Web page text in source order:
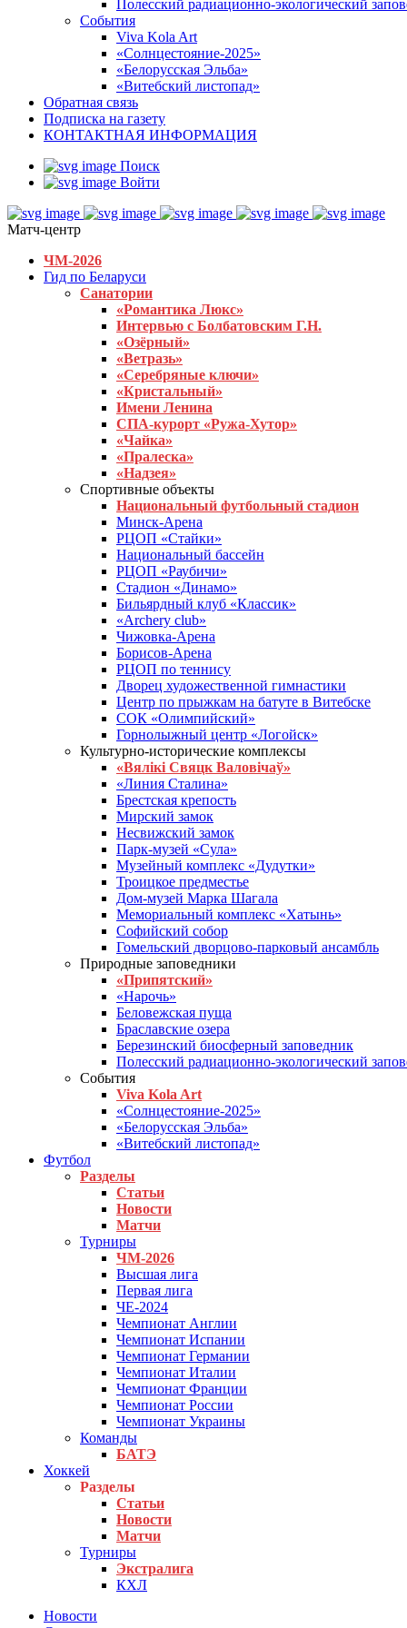
Полесский радиационно-экологический
События
Viva Kola Art
«Солнцестояние-2025»
«Белорусская Эльба»
«Витебский листопад»
Обратная связь
Подписка на газету
КОНТАКТНАЯ ИНФОРМАЦИЯ
Поиск
Войти
Матч-центр
ЧМ-2026
Гид по Беларуси
Санатории
«Романтика Люкс»
Интервью с Болбатовским Г.Н.
«Озёрный»
«Ветразь»
«Серебряные ключи»
«Кристальный»
Имени Ленина
СПА-курорт «Ружа-Хутор»
«Чайка»
«Пралеска»
«Надзея»
Спортивные объекты
Национальный футбольный стадион
Минск-Арена
РЦОП «Стайки»
Национальный бассейн
РЦОП «Раубичи»
Стадион «Динамо»
Бильярдный клуб «Классик»
«Archery club»
Чижовка-Арена
Борисов-Арена
РЦОП по теннису
Дворец художественной гимнастики
Центр по прыжкам на батуте в Витебске
СОК «Олимпийский»
Горнолыжный центр «Логойск»
Культурно-исторические комплексы
«Вялікі Свяцк Валовічаў»
«Линия Сталина»
Брестская крепость
Мирский замок
Несвижский замок
Парк-музей «Сула»
Музейный комплекс «Дудутки»
Троицкое предместье
Дом-музей Марка Шагала
Мемориальный комплекс «Хатынь»
Софийский собор
Гомельский дворцово-парковый ансамбль
Природные заповедники
«Припятский»
«Нарочь»
Беловежская пуща
Браславские озера
Березинский биосферный заповедник
Полесский радиационно-экологический
События
Viva Kola Art
«Солнцестояние-2025»
«Белорусская Эльба»
«Витебский листопад»
Футбол
Разделы
Статьи
Новости
Матчи
Турниры
ЧМ-2026
Высшая лига
Первая лига
ЧЕ-2024
Чемпионат Англии
Чемпионат Испании
Чемпионат Германии
Чемпионат Италии
Чемпионат Франции
Чемпионат России
Чемпионат Украины
Команды
БАТЭ
Хоккей
Разделы
Статьи
Новости
Матчи
Турниры
Экстралига
КХЛ
Новости